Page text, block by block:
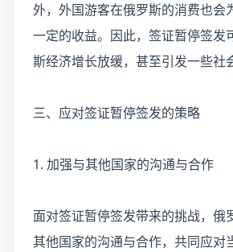
外，外国游客在俄罗斯的消费也会
一定的收益。因此，签证暂停签发
斯经济增长放缓，甚至引发一些社
三、应对签证暂停签发的策略
1. 加强与其他国家的沟通与合作
面对签证暂停签发带来的挑战，俄
其他国家的沟通与合作，共同应对